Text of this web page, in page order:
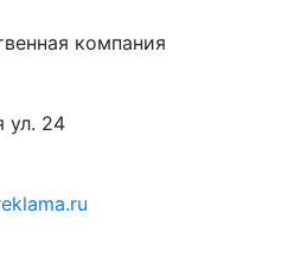
компания
ул. 24